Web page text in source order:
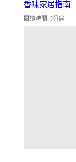
香味家居指南
閱讀時間: 5分鐘